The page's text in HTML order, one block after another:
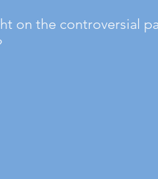
on the controversial